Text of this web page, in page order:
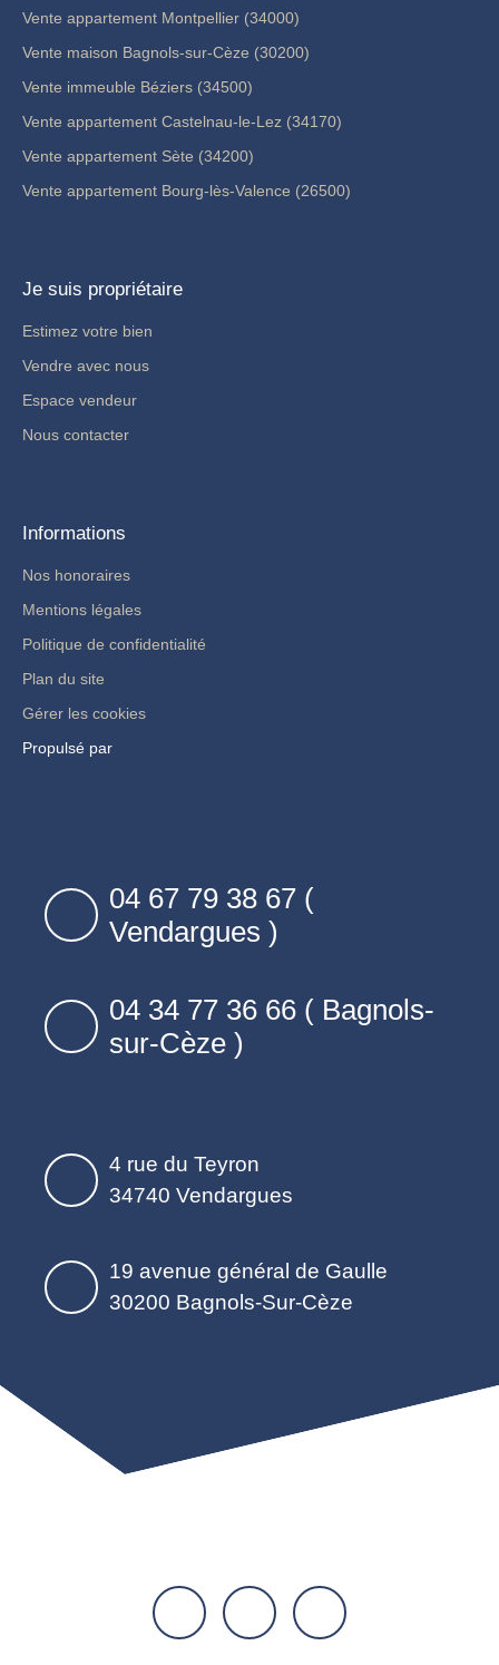
Vente appartement Montpellier (34000)
Vente maison Bagnols-sur-Cèze (30200)
Vente immeuble Béziers (34500)
Vente appartement Castelnau-le-Lez (34170)
Vente appartement Sète (34200)
Vente appartement Bourg-lès-Valence (26500)
Je suis propriétaire
Estimez votre bien
Vendre avec nous
Espace vendeur
Nous contacter
Informations
Nos honoraires
Mentions légales
Politique de confidentialité
Plan du site
Gérer les cookies
Propulsé par
04 67 79 38 67 (
Vendargues )
04 34 77 36 66 ( Bagnols-
sur-Cèze )
4 rue du Teyron
34740 Vendargues
19 avenue général de Gaulle
30200 Bagnols-Sur-Cèze